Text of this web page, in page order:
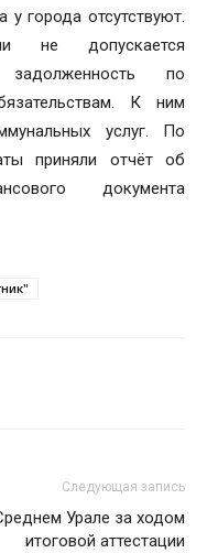
у города отсутствуют.
не допускается
задолженность по
К ним
услуг. По
приняли отчёт об
документа
Следующая запись
Урале за ходом
итоговой аттестации